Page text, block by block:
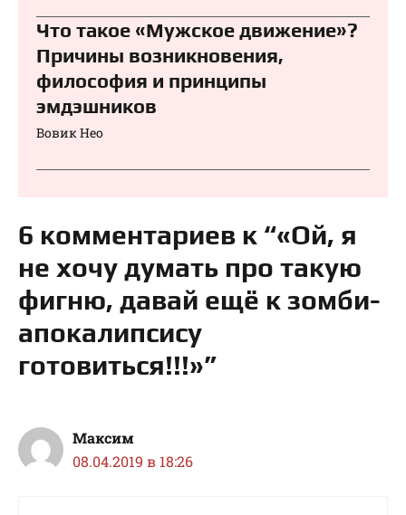
Что такое «Мужское движение»?
Причины возникновения,
философия и принципы
эмдэшников
Вовик Нео
6 комментариев к “«Ой, я
не хочу думать про такую
фигню, давай ещё к зомби-
апокалипсису
готовиться!!!»”
Максим
08.04.2019 в 18:26